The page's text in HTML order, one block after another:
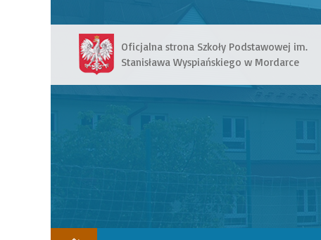
Oficjalna strona Szkoły Podstawowej im.
Stanisława Wyspiańskiego w Mordarce